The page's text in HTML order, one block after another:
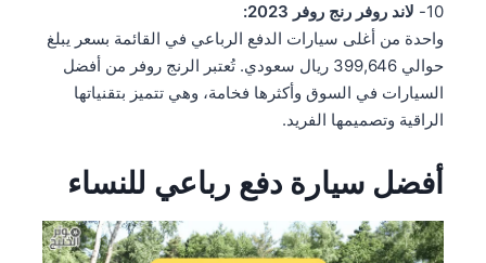
10-
لاند روفر رنج روفر 2023:
واحدة من أغلى سيارات الدفع الرباعي في القائمة بسعر يبلغ
حوالي 399,646 ريال سعودي. تُعتبر الرنج روفر من أفضل
السيارات في السوق وأكثرها فخامة، وهي تتميز بتقنياتها
الراقية وتصميمها الفريد.
أفضل سيارة دفع رباعي للنساء